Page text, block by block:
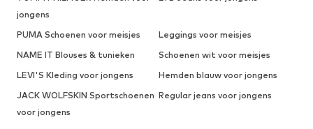
jongens
PUMA Schoenen voor meisjes
Leggings voor meisjes
NAME IT Blouses & tunieken
Schoenen wit voor meisjes
LEVI'S Kleding voor jongens
Hemden blauw voor jongens
JACK WOLFSKIN Sportschoenen
voor jongens
Regular jeans voor jongens